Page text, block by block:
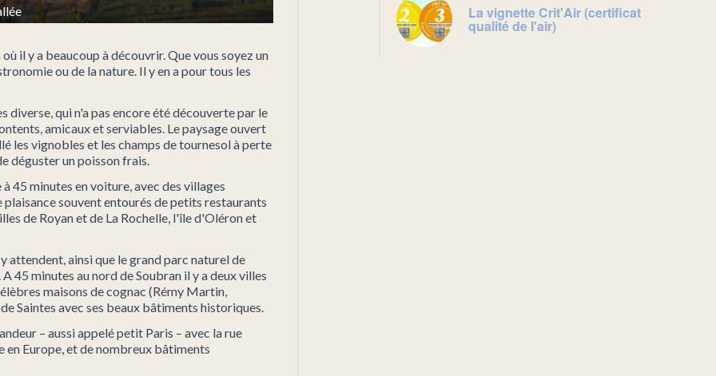
Saint-Palais
il y a beaucoup à découvrir. Que vous soyez un
ou de la nature. Il y en a pour tous les
qui n'a pas encore été découverte par le
amicaux et serviables. Le paysage ouvert
les vignobles et les champs de tournesol à perte
déguster un poisson frais.
45 minutes en voiture, avec des villages
souvent entourés de petits restaurants
de Royan et de La Rochelle, l'île d'Oléron et
attendent, ainsi que le grand parc naturel de
45 minutes au nord de Soubran il y a deux villes
maisons de cognac (Rémy Martin,
Saintes avec ses beaux bâtiments historiques.
– aussi appelé petit Paris – avec la rue
en Europe, et de nombreux bâtiments
La vignette Crit'Air (certificat
qualité de l'air)